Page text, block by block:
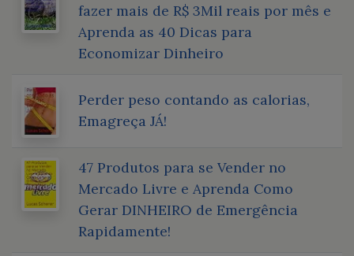
fazer mais de R$ 3Mil reais por mês e
Aprenda as 40 Dicas para
Economizar Dinheiro
Perder peso contando as calorias,
Emagreça JÁ!
47 Produtos para se Vender no
Mercado Livre e Aprenda Como
Gerar DINHEIRO de Emergência
Rapidamente!